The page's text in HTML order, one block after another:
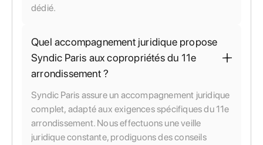
dédié.
Quel accompagnement juridique propose
Syndic Paris aux copropriétés du 11e
arrondissement ?
Syndic Paris assure un accompagnement juridique
complet, adapté aux exigences spécifiques du 11e
arrondissement. Nous effectuons une veille
juridique constante, prodiguons des conseils